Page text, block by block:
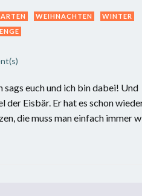
WEIHNACHTEN
WINTER
euch und ich bin dabei! Und
der Eisbär. Er hat es schon
die muss man einfach immer